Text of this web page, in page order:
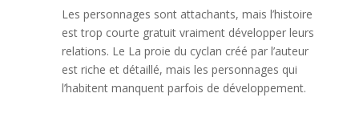
Les personnages sont attachants, mais l’histoire
est trop courte gratuit vraiment développer leurs
relations. Le La proie du cyclan créé par l’auteur
est riche et détaillé, mais les personnages qui
l’habitent manquent parfois de développement.